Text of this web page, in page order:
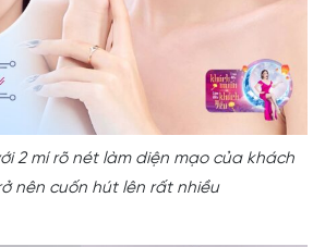
2 mí rõ nét làm diện mạo của khách
nên cuốn hút lên rất nhiều